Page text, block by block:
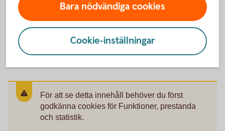
Skatteavdrag för bilresor till jobbet
(skatteverket.se)
För att se detta innehåll behöver du först
godkänna cookies för Funktioner, prestanda
och statistik.
Bara nödvändiga cookies
Cookie-inställningar